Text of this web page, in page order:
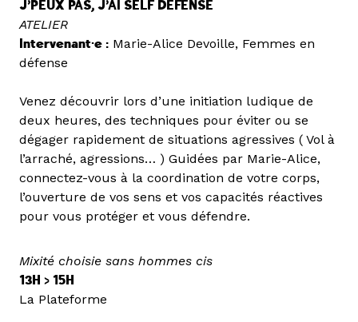
J’PEUX PAS, J’AI SELF DÉFENSE
ATELIER
Intervenant·e : Marie-Alice Devoille, Femmes en
défense
Venez découvrir lors d’une initiation ludique de
deux heures, des techniques pour éviter ou se
dégager rapidement de situations agressives ( Vol à
l’arraché, agressions… ) Guidées par Marie-Alice,
connectez-vous à la coordination de votre corps,
l’ouverture de vos sens et vos capacités réactives
pour vous protéger et vous défendre.
Mixité choisie sans hommes cis
13H > 15H
La Plateforme